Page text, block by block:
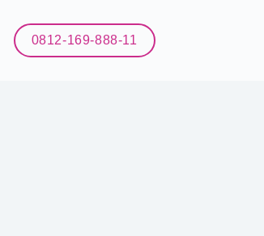
0812-169-888-11